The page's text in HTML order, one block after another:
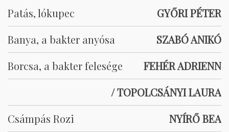
Patás, lókupec
GYŐRI PÉTER
Banya, a bakter anyósa
SZABÓ ANIKÓ
Borcsa, a bakter felesége
FEHÉR ADRIENN
/ TOPOLCSÁNYI LAURA
Csámpás Rozi
NYÍRŐ BEA